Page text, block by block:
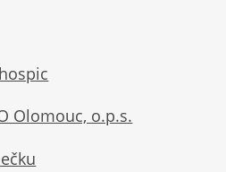
Olomouc, o.p.s.